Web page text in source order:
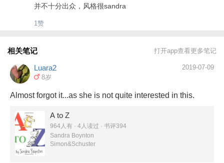
并不十分出众，风格很sandra
1赞
相关笔记 打开app查看更多笔记
Luara2
8岁
2019-07-09
Almost forgot it...as she is not quite interested in this.
A to Z
964人有 · 4人读过 · 书评394
Sandra Boynton
Simon&Schuster